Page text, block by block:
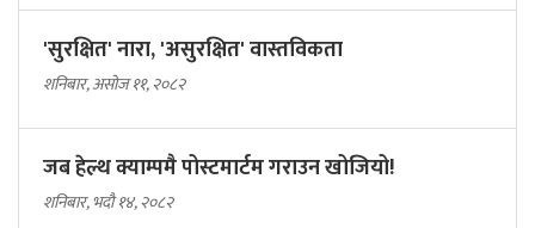
'सुरक्षित' नारा, 'असुरक्षित' वास्तविकता
शनिबार, असोज ११, २०८२
जब हेल्थ क्याम्पमै पोस्टमार्टम गराउन खोजियो!
शनिबार, भदौ १४, २०८२